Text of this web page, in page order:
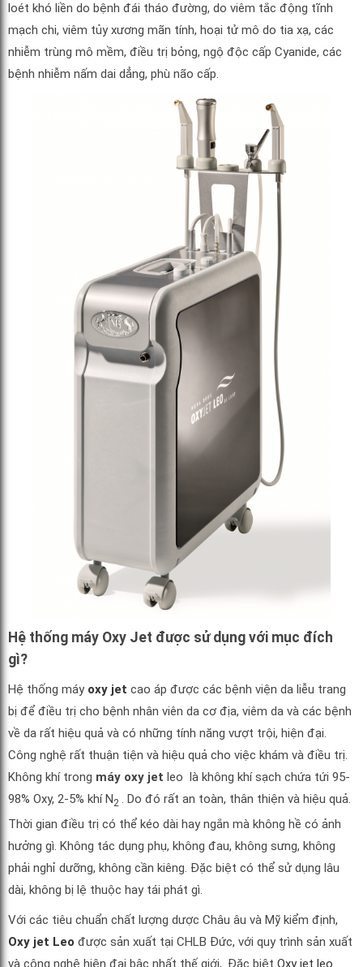
loét khó liền do bệnh đái tháo đường, do viêm tắc động tĩnh
mạch chi, viêm tủy xương mãn tính, hoại tử mô do tia xạ, các
nhiễm trùng mô mềm, điều trị bỏng, ngộ độc cấp Cyanide, các
bệnh nhiễm nấm dai dẳng, phù não cấp.
Hệ thống máy Oxy Jet được sử dụng với mục đích
gì?
Hệ thống máy oxy jet cao áp được các bệnh viện da liễu trang
bị để điều trị cho bệnh nhân viên da cơ địa, viêm da và các bệnh
về da rất hiệu quả và có những tính năng vượt trội, hiện đại.
Công nghệ rất thuận tiện và hiệu quả cho việc khám và điều trị.
Không khí trong máy oxy jet leo là không khí sạch chứa tứi 95-
98% Oxy, 2-5% khí N2 . Do đó rất an toàn, thân thiện và hiệu quả.
Thời gian điều trị có thể kéo dài hay ngắn mà không hề có ảnh
hưởng gì. Không tác dụng phụ, không đau, không sưng, không
phải nghỉ dưỡng, không cần kiêng. Đặc biệt có thể sử dụng lâu
dài, không bị lệ thuộc hay tái phát gì.
Với các tiêu chuẩn chất lượng dược Châu âu và Mỹ kiểm định,
Oxy jet Leo được sản xuất tại CHLB Đức, với quy trình sản xuất
và công nghệ hiện đại bậc nhất thế giới,. Đặc biệt Oxy jet leo